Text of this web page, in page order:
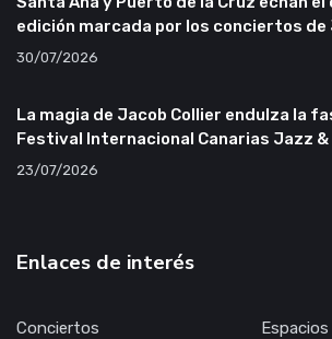
edición marcada por los conciertos de
30/07/2026
La magia de Jacob Collier endulza la
Festival Internacional Canarias Jazz &
23/07/2026
Enlaces de interés
Conciertos
Espacios